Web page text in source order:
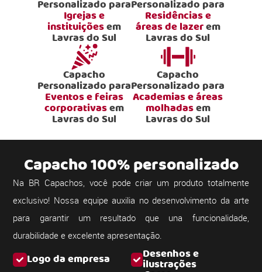
Personalizado para
Igrejas e
instituiçõesem
Lavras do Sul
Personalizado para
Residências e
áreas de lazerem
Lavras do Sul
Capacho
Personalizado para
Eventos e feiras
corporativasem
Lavras do Sul
Capacho
Personalizado para
Academias e áreas
molhadasem
Lavras do Sul
Logo da empresa Desenhos e
ilustrações
Capacho 100% personalizado
Na BR Capachos, você pode criar um produto totalmente
exclusivo! Nossa equipe auxilia no desenvolvimento da arte
para garantir um resultado que una funcionalidade,
durabilidade e excelente apresentação.